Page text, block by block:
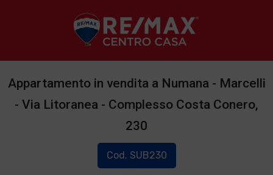
Appartamento in vendita a Numana - Marcelli
- Via Litoranea - Complesso Costa Conero,
230
Cod. SUB230